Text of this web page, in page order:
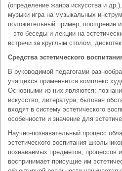
(определение жанра искусства и
музыки игра на музыкальных
положительный пример, поощрение
– это беседы и лекции на
встречи за круглым столом,
Средства эстетического
В руководимой педагогами
учащихся применяется комплекс
Основными из них являются:
искусство, литература, бытовая
входят в систему эстетического
особенности и значение для
Научно-познавательный процесс
эстетического воспитания
познаваемых предметов, процессов
воспринимает присущие им